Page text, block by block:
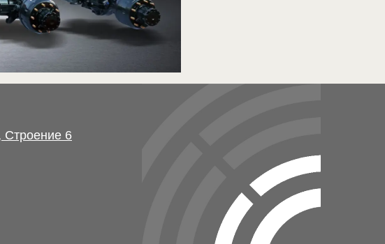
Строение 6